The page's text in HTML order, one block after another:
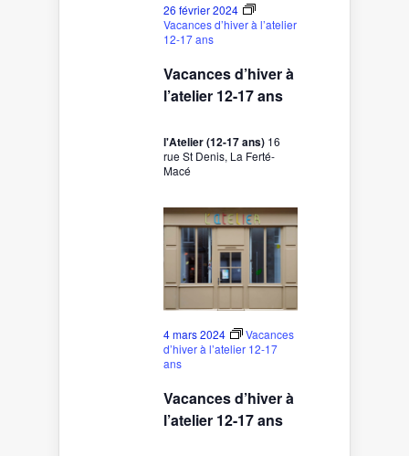
Vacances d’hiver à
l’atelier 12-17 ans
26 février 2024
Vacances d’hiver à l’atelier
12-17 ans
l'Atelier (12-17 ans) 16
rue St Denis, La Ferté-
Macé
Vacances d’hiver à
l’atelier 12-17 ans
4 mars 2024
Vacances
d’hiver à l’atelier 12-17
ans